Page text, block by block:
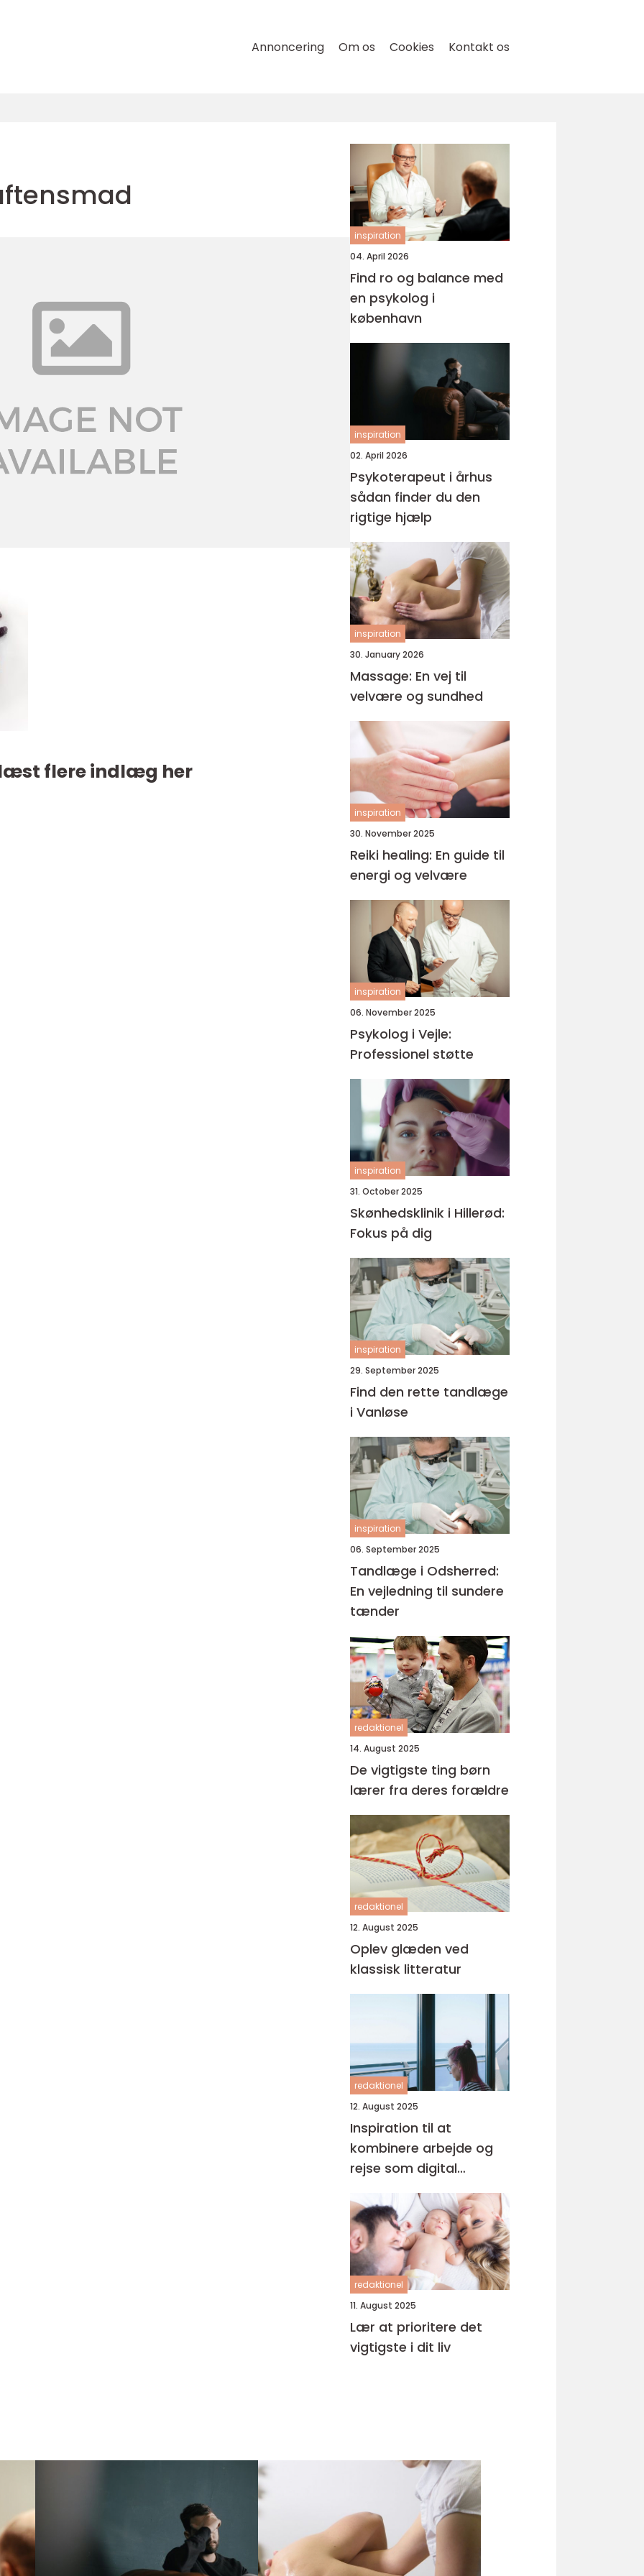
Annoncering Om os Cookies Kontakt os
flere indlæg her
inspiration
04. April 2026
Find ro og balance med
en psykolog i
københavn
inspiration
02. April 2026
Psykoterapeut i århus
sådan finder du den
rigtige hjælp
inspiration
30. January 2026
Massage: En vej til
velvære og sundhed
inspiration
30. November 2025
Reiki healing: En guide til
energi og velvære
inspiration
06. November 2025
Psykolog i Vejle:
Professionel støtte
inspiration
31. October 2025
Skønhedsklinik i Hillerød:
Fokus på dig
inspiration
29. September 2025
Find den rette tandlæge
i Vanløse
inspiration
06. September 2025
Tandlæge i Odsherred:
En vejledning til sundere
tænder
redaktionel
14. August 2025
De vigtigste ting børn
lærer fra deres forældre
redaktionel
12. August 2025
Oplev glæden ved
klassisk litteratur
redaktionel
12. August 2025
Inspiration til at
kombinere arbejde og
rejse som digital
redaktionel
11. August 2025
Lær at prioritere det
vigtigste i dit liv